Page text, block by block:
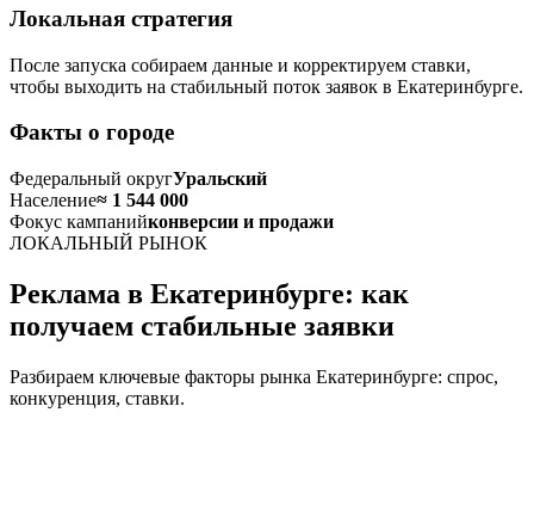
Локальная стратегия
После запуска собираем данные и корректируем ставки,
чтобы выходить на стабильный поток заявок в Екатеринбурге.
Факты о городе
Федеральный округУральский
Население≈ 1 544 000
Фокус кампанийконверсии и продажи
ЛОКАЛЬНЫЙ РЫНОК
Реклама в Екатеринбурге: как
получаем стабильные заявки
Разбираем ключевые факторы рынка Екатеринбурге: спрос,
конкуренция, ставки.